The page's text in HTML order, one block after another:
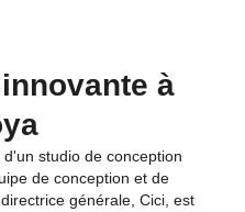
à
studio de conception
de conception et de
générale, Cici, est